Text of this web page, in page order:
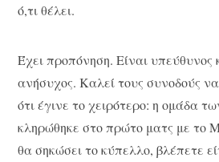
ό,τι θέλει.
Έχει προπόνηση. Είναι υπεύθυνος
ανήσυχος. Καλεί τους συνοδούς να
ότι έγινε το χειρότερο: η ομάδα
κληρώθηκε στο πρώτο ματς με το
θα σηκώσει το κύπελλο, βλέπετε